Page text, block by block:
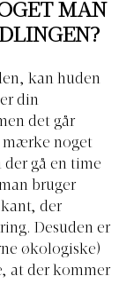
MAN
kan huden
din
det går
mærke noget
gå en time
bruger
der
Desuden er
økologiske)
at der kommer